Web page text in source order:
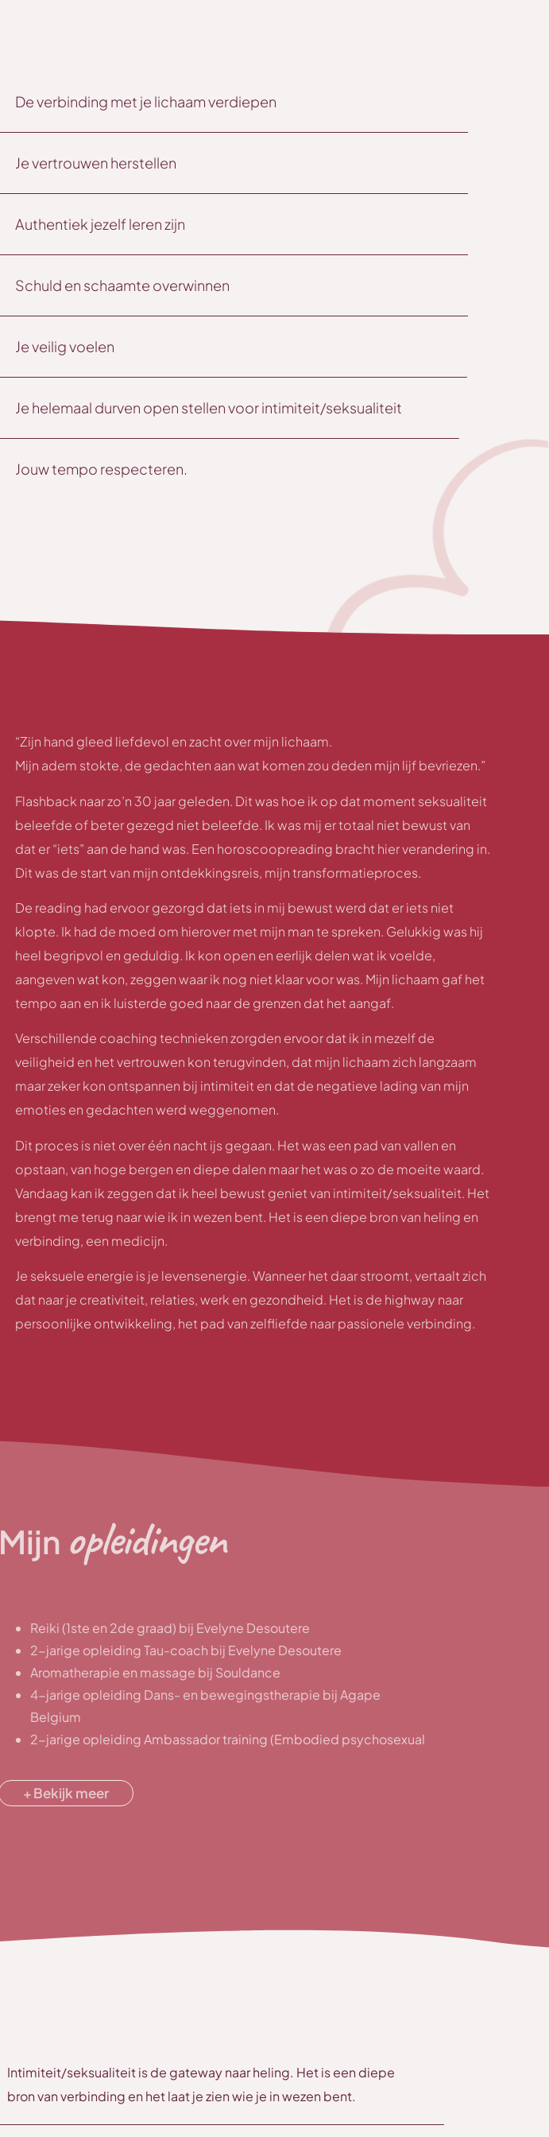
De verbinding met je lichaam verdiepen
Je vertrouwen herstellen
Authentiek jezelf leren zijn
Schuld en schaamte overwinnen
Je veilig voelen
Je helemaal durven open stellen voor intimiteit/seksualiteit
Jouw tempo respecteren.
“Zijn hand gleed liefdevol en zacht over mijn lichaam.
Mijn adem stokte, de gedachten aan wat komen zou deden mijn lijf bevriezen.”
Flashback naar zo’n 30 jaar geleden. Dit was hoe ik op dat moment seksualiteit
beleefde of beter gezegd niet beleefde. Ik was mij er totaal niet bewust van
dat er “iets” aan de hand was. Een horoscoopreading bracht hier verandering in.
Dit was de start van mijn ontdekkingsreis, mijn transformatieproces.
De reading had ervoor gezorgd dat iets in mij bewust werd dat er iets niet
klopte. Ik had de moed om hierover met mijn man te spreken. Gelukkig was hij
heel begripvol en geduldig. Ik kon open en eerlijk delen wat ik voelde,
aangeven wat kon, zeggen waar ik nog niet klaar voor was. Mijn lichaam gaf het
tempo aan en ik luisterde goed naar de grenzen dat het aangaf.
Verschillende coaching technieken zorgden ervoor dat ik in mezelf de
veiligheid en het vertrouwen kon terugvinden, dat mijn lichaam zich langzaam
maar zeker kon ontspannen bij intimiteit en dat de negatieve lading van mijn
emoties en gedachten werd weggenomen.
Dit proces is niet over één nacht ijs gegaan. Het was een pad van vallen en
opstaan, van hoge bergen en diepe dalen maar het was o zo de moeite waard.
Vandaag kan ik zeggen dat ik heel bewust geniet van intimiteit/seksualiteit. Het
brengt me terug naar wie ik in wezen bent. Het is een diepe bron van heling en
verbinding, een medicijn.
Je seksuele energie is je levensenergie. Wanneer het daar stroomt, vertaalt zich
dat naar je creativiteit, relaties, werk en gezondheid. Het is de highway naar
persoonlijke ontwikkeling, het pad van zelfliefde naar passionele verbinding.
Mijn opleidingen
Reiki (1ste en 2de graad) bij Evelyne Desoutere
2-jarige opleiding Tau-coach bij Evelyne Desoutere
Aromatherapie en massage bij Souldance
4-jarige opleiding Dans- en bewegingstherapie bij Agape
Belgium
2-jarige opleiding Ambassador training (Embodied psychosexual
Femme Vital bij Peggy Dylan
Ademwerk practicioner bij Peggy Dylan
met
Bekijk meer
Intimiteit/seksualiteit is de gateway naar heling. Het is een diepe
bron van verbinding en het laat je zien wie je in wezen bent.